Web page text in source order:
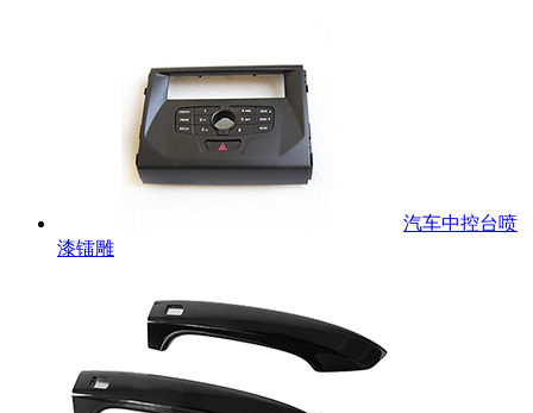
汽车中控台喷
漆镭雕